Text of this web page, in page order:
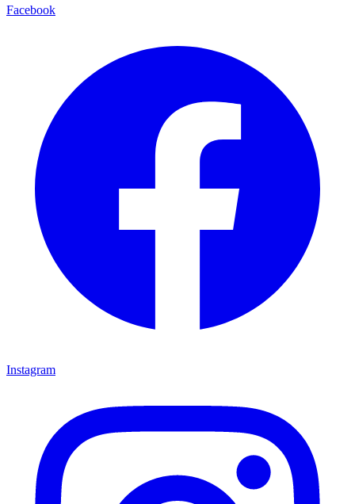
Facebook
Instagram